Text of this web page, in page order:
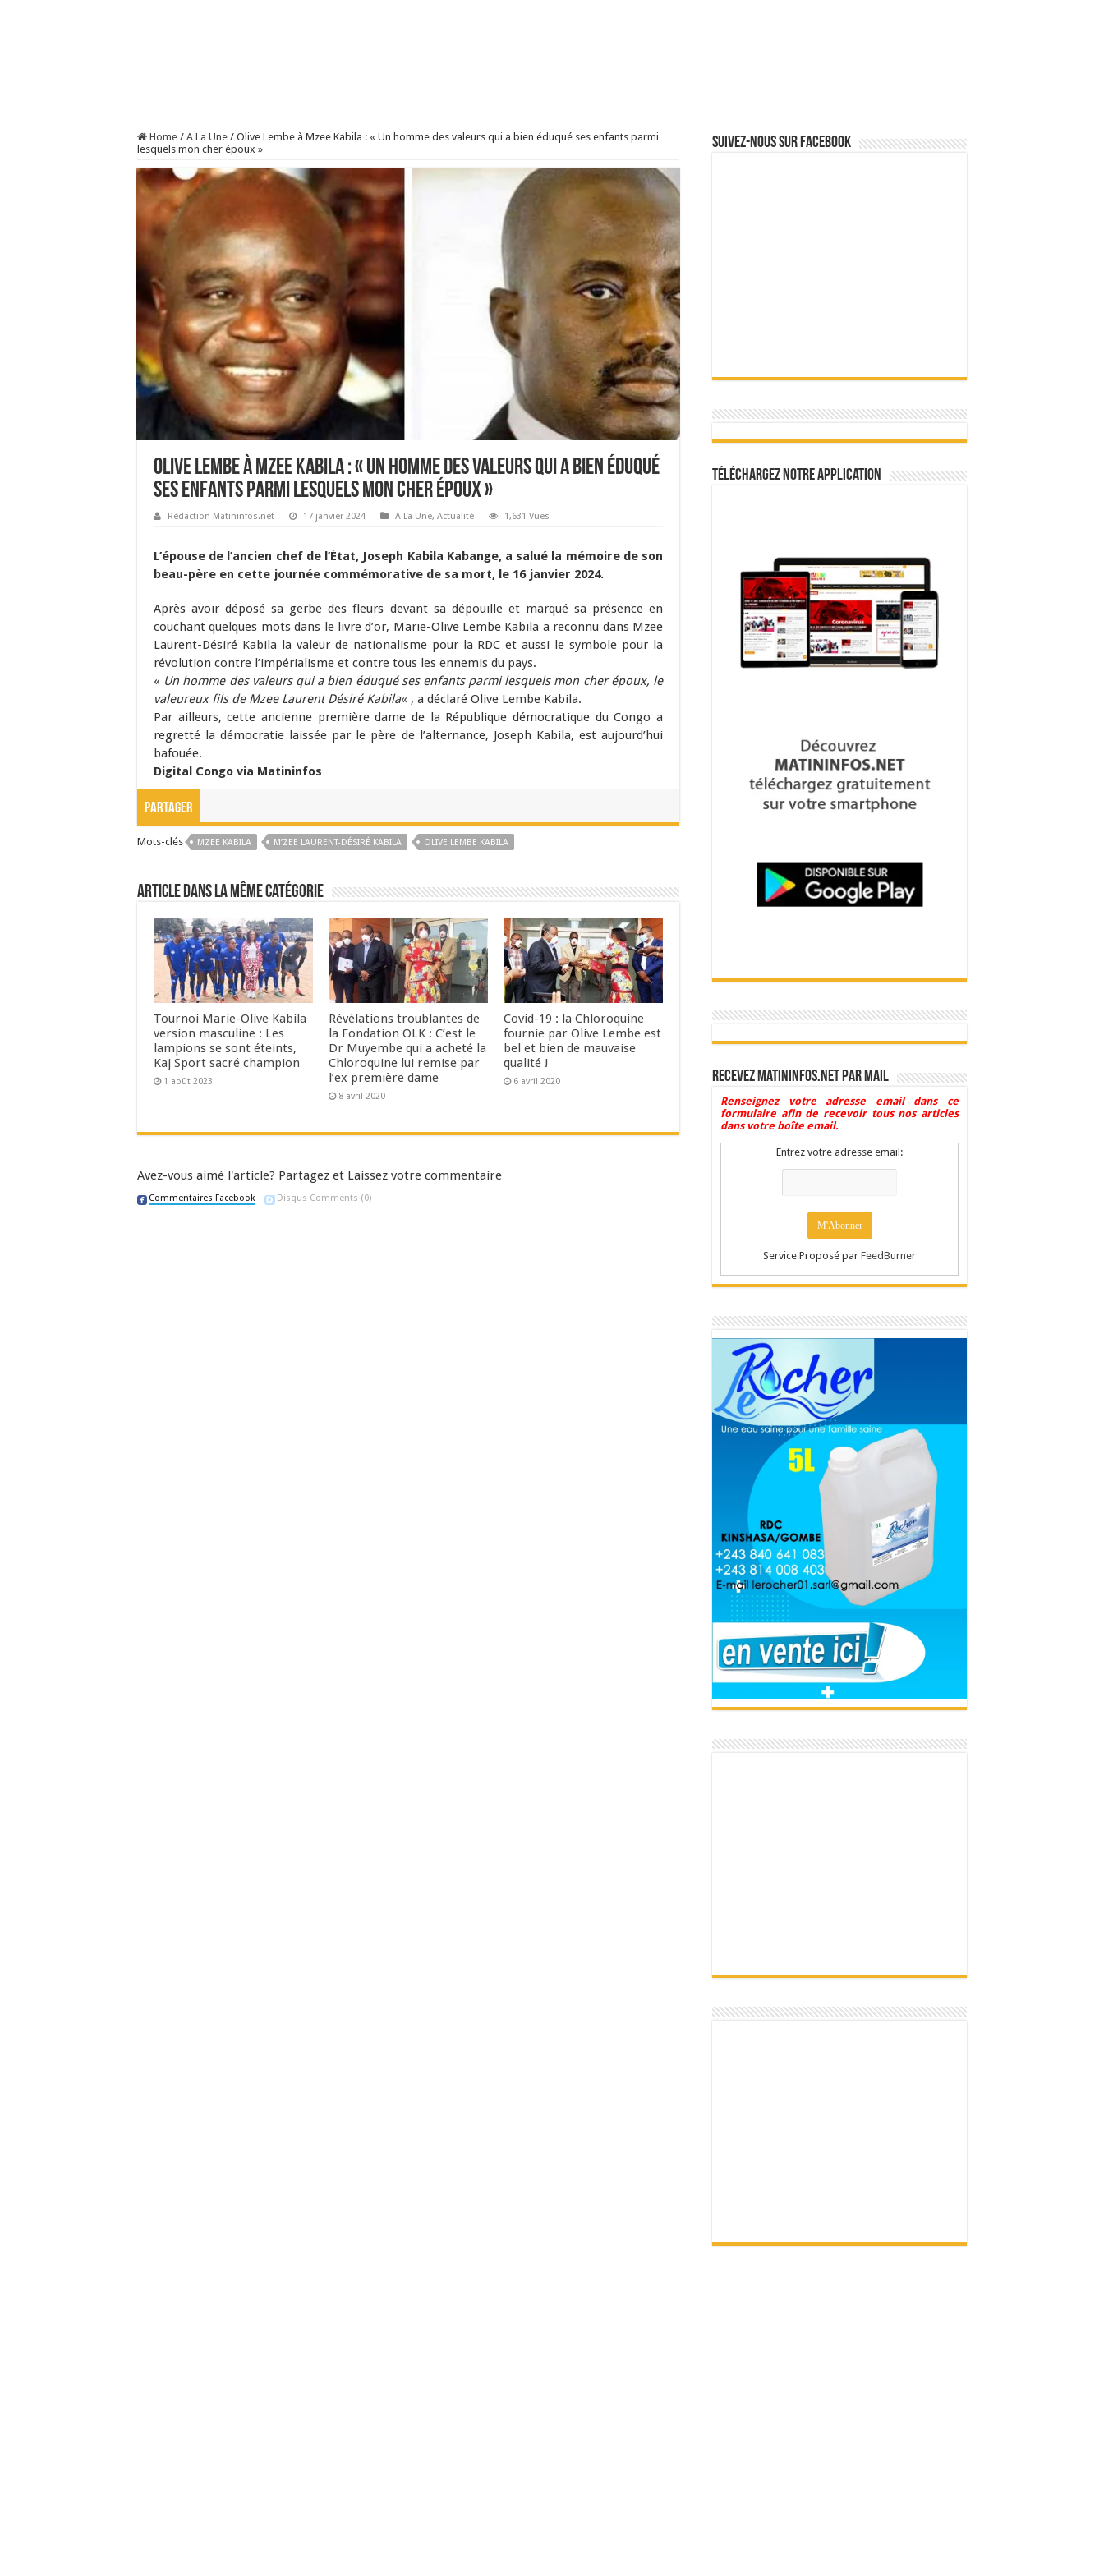
Home / A La Une / Olive Lembe à Mzee Kabila : « Un homme des valeurs qui a bien éduqué ses enfants parmi
lesquels mon cher époux »
Olive Lembe à Mzee Kabila : « Un homme des valeurs qui a bien éduqué
ses enfants parmi lesquels mon cher époux »
Rédaction Matininfos.net 17 janvier 2024 A La Une, Actualité 1,631 Vues
L’épouse de l’ancien chef de l’État, Joseph Kabila Kabange, a salué la mémoire de son
beau-père en cette journée commémorative de sa mort, le 16 janvier 2024.
Après avoir déposé sa gerbe des fleurs devant sa dépouille et marqué sa présence en
couchant quelques mots dans le livre d’or, Marie-Olive Lembe Kabila a reconnu dans Mzee
Laurent-Désiré Kabila la valeur de nationalisme pour la RDC et aussi le symbole pour la
révolution contre l’impérialisme et contre tous les ennemis du pays.
« Un homme des valeurs qui a bien éduqué ses enfants parmi lesquels mon cher époux, le
valeureux fils de Mzee Laurent Désiré Kabila« , a déclaré Olive Lembe Kabila.
Par ailleurs, cette ancienne première dame de la République démocratique du Congo a
regretté la démocratie laissée par le père de l’alternance, Joseph Kabila, est aujourd’hui
bafouée.
Digital Congo via Matininfos
Partager
Mots-clés MZEE KABILA M’ZEE LAURENT-DÉSIRÉ KABILA OLIVE LEMBE KABILA
Article dans la même catégorie
Tournoi Marie-Olive Kabila
version masculine : Les
lampions se sont éteints,
Kaj Sport sacré champion
1 août 2023
Révélations troublantes de
la Fondation OLK : C’est le
Dr Muyembe qui a acheté la
Chloroquine lui remise par
l’ex première dame
8 avril 2020
Covid-19 : la Chloroquine
fournie par Olive Lembe est
bel et bien de mauvaise
qualité !
6 avril 2020
Avez-vous aimé l'article? Partagez et Laissez votre commentaire
Commentaires Facebook Disqus Comments (0)
Suivez-nous sur Facebook
Téléchargez notre Application
Recevez Matininfos.net par mail
Renseignez votre adresse email dans ce
formulaire afin de recevoir tous nos articles
dans votre boîte email.
Entrez votre adresse email:
Service Proposé par FeedBurner